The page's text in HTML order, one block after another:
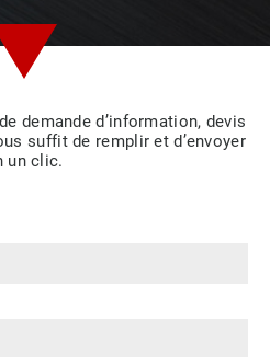
demande d’information, devis
suffit de remplir et d’envoyer
un clic.